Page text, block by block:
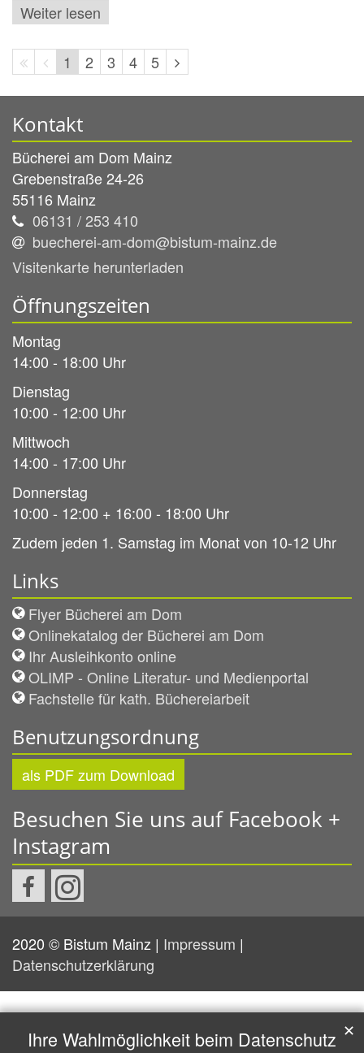
Weiter lesen
Erste
Seite
Vorherige
Seite
1 2 3 4 5
Nächste
Seite
Kontakt
Bücherei am Dom Mainz
Grebenstraße 24-26
55116 Mainz
06131 / 253 410
buecherei-am-dom@bistum-mainz.de
Visitenkarte herunterladen
Öffnungszeiten
Montag
14:00 - 18:00 Uhr
Dienstag
10:00 - 12:00 Uhr
Mittwoch
14:00 - 17:00 Uhr
Donnerstag
10:00 - 12:00 + 16:00 - 18:00 Uhr
Zudem jeden 1. Samstag im Monat von 10-12 Uhr
Links
Flyer Bücherei am Dom
Onlinekatalog der Bücherei am Dom
Ihr Ausleihkonto online
OLIMP - Online Literatur- und Medienportal
Fachstelle für kath. Büchereiarbeit
Benutzungsordnung
als PDF zum Download
Besuchen Sie uns auf Facebook +
Instagram
2020 © Bistum Mainz | Impressum |
Datenschutzerklärung
Ihre Wahlmöglichkeit beim Datenschutz ✕